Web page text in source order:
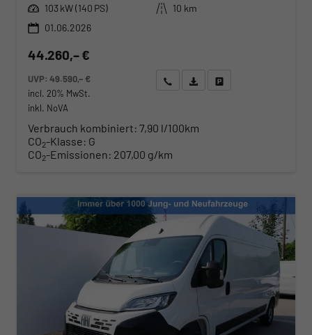
Leistung 103 kW (140 PS) Kilometerstand
10 km
01.06.2026
44.260,– €
UVP:49.590,– €
incl. 20% MwSt.
inkl. NoVA
Wir rufen Sie anAngebot drucken (PDF)
Verbrauch kombiniert: 7,90 l/100km
CO2-Klasse: G
CO2-Emissionen: 207,00 g/km